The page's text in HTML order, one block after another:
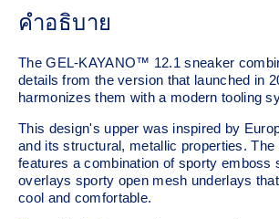
คำอธิบาย
The GEL-KAYANO™ 12.1 sneaker
details from the version that launched in
harmonizes them with a modern tooling
This design's upper was inspired by
and its structural, metallic properties. The
features a combination of sporty emboss
overlays sporty open mesh underlays
cool and comfortable.